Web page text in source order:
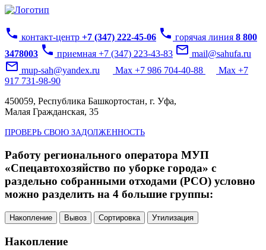
phone контакт-центр +7 (347) 222-45-06 phone горячая линия 8 800
3478003 phone приемная +7 (347) 223-43-83 mail_outline mail@sahufa.ru
mail_outline mup-sah@yandex.ru Max +7 986 704-40-88
Max +7
917 731-98-90
450059, Республика Башкортостан, г. Уфа,
Малая Гражданская, 35
ПРОВЕРЬ СВОЮ ЗАДОЛЖЕННОСТЬ
Работу регионального оператора МУП
«Спецавтохозяйство по уборке города» с
раздельно собранными отходами (РСО) условно
можно разделить на 4 большие группы:
Накопление Вывоз Сортировка Утилизация
Накопление